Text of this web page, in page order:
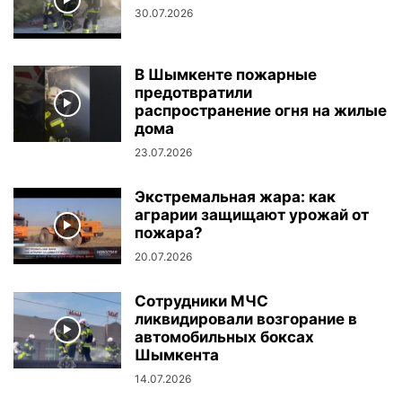
30.07.2026
В Шымкенте пожарные
предотвратили
распространение огня на жилые
дома
23.07.2026
Экстремальная жара: как
аграрии защищают урожай от
пожара?
20.07.2026
Сотрудники МЧС
ликвидировали возгорание в
автомобильных боксах
Шымкента
14.07.2026